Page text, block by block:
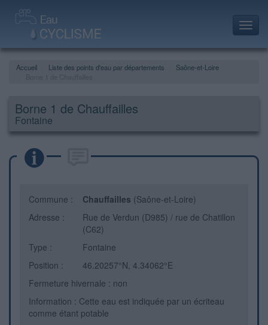
Accueil Liste des points d'eau par départements
Saône-et-Loire
Borne 1 de Chauffailles
Fontaine
Commune : Chauffailles (Saône-et-Loire)
Adresse :
Rue de Verdun (D985) / rue de Chatillon
(C62)
Type :
Fontaine
Position :
46.20257°N, 4.34062°E
Fermeture hivernale : non
Information : Cette eau est indiquée par un écriteau
comme étant potable